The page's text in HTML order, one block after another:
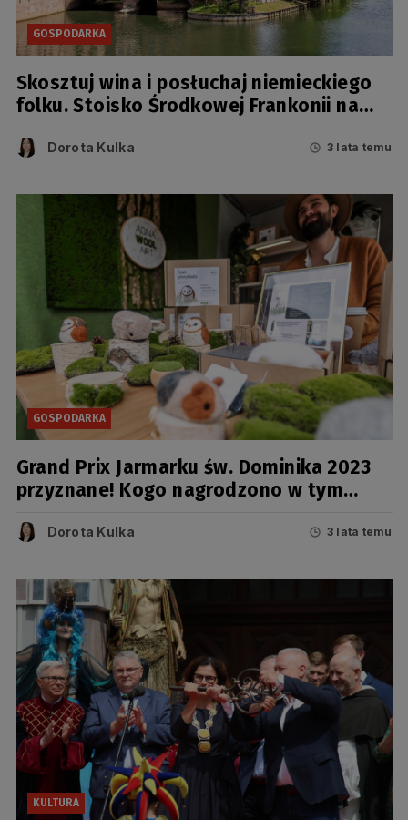
GOSPODARKA
Skosztuj wina i posłuchaj niemieckiego
folku. Stoisko Środkowej Frankonii na
Dorota Kulka 3 lata temu
GOSPODARKA
Grand Prix Jarmarku św. Dominika 2023
przyznane! Kogo nagrodzono w tym
Dorota Kulka 3 lata temu
KULTURA